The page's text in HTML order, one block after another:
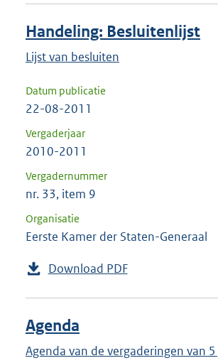
Handeling: Besluitenlijst
Lijst van besluiten
Datum publicatie
22-08-2011
Vergaderjaar
2010-2011
Vergadernummer
nr. 33, item 9
Organisatie
Eerste Kamer der Staten-Generaal
Download PDF
Agenda
Agenda van de vergaderingen van